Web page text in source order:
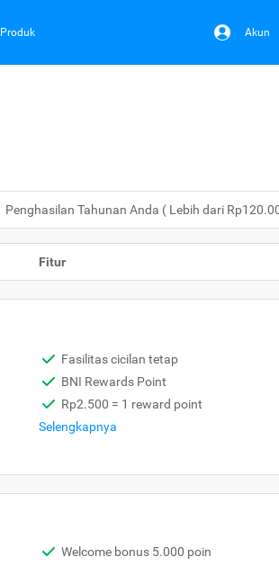
Produk Akun
Penghasilan Tahunan Anda ( Lebih dari
Fitur
Fasilitas cicilan tetap
BNI Rewards Point
Rp2.500 = 1 reward point
Selengkapnya
Welcome bonus 5.000 poin